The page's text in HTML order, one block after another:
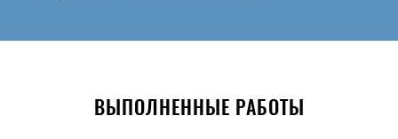
ВЫПОЛНЕННЫЕ РАБОТЫ